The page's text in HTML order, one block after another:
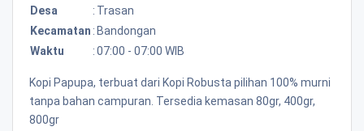
Desa
: Trasan
Kecamatan : Bandongan
Waktu
:07:00 - 07:00 WIB
Kopi Papupa, terbuat dari Kopi Robusta pilihan 100% murni
tanpa bahan campuran. Tersedia kemasan 80gr, 400gr,
800gr